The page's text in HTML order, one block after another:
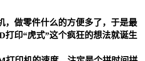
，做零件什么的方便多了，于是最
打印“虎式”这个疯狂的想法就诞生